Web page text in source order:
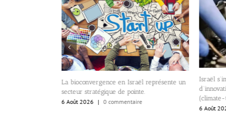
La bioconvergence en Israël représente un
secteur stratégique de pointe.
6 Août 2026 | 0 commentaire
Israël
6 Août